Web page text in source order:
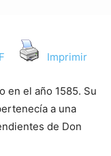
Imprimir
en el año 1585. Su
a una
de Don